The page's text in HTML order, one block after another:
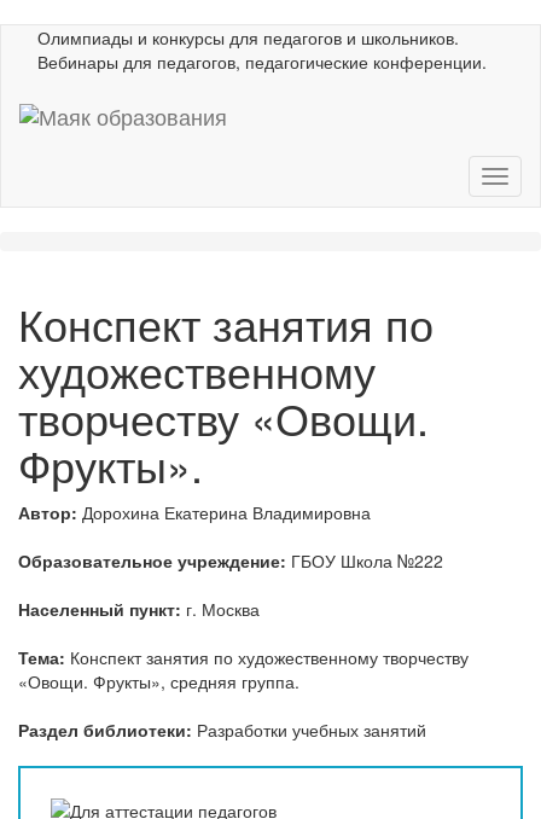
Олимпиады и конкурсы для педагогов и школьников.
Вебинары для педагогов, педагогические конференции.
Конспект занятия по
художественному
творчеству «Овощи.
Фрукты».
Автор: Дорохина Екатерина Владимировна
Образовательное учреждение: ГБОУ Школа №222
Населенный пункт: г. Москва
Тема: Конспект занятия по художественному творчеству
«Овощи. Фрукты», средняя группа.
Раздел библиотеки: Разработки учебных занятий